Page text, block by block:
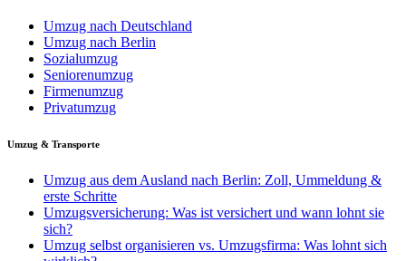
Umzug nach Deutschland
Umzug nach Berlin
Sozialumzug
Seniorenumzug
Firmenumzug
Privatumzug
Umzug & Transporte
Umzug aus dem Ausland nach Berlin: Zoll, Ummeldung &
erste Schritte
Umzugsversicherung: Was ist versichert und wann lohnt sie
sich?
Umzug selbst organisieren vs. Umzugsfirma: Was lohnt sich